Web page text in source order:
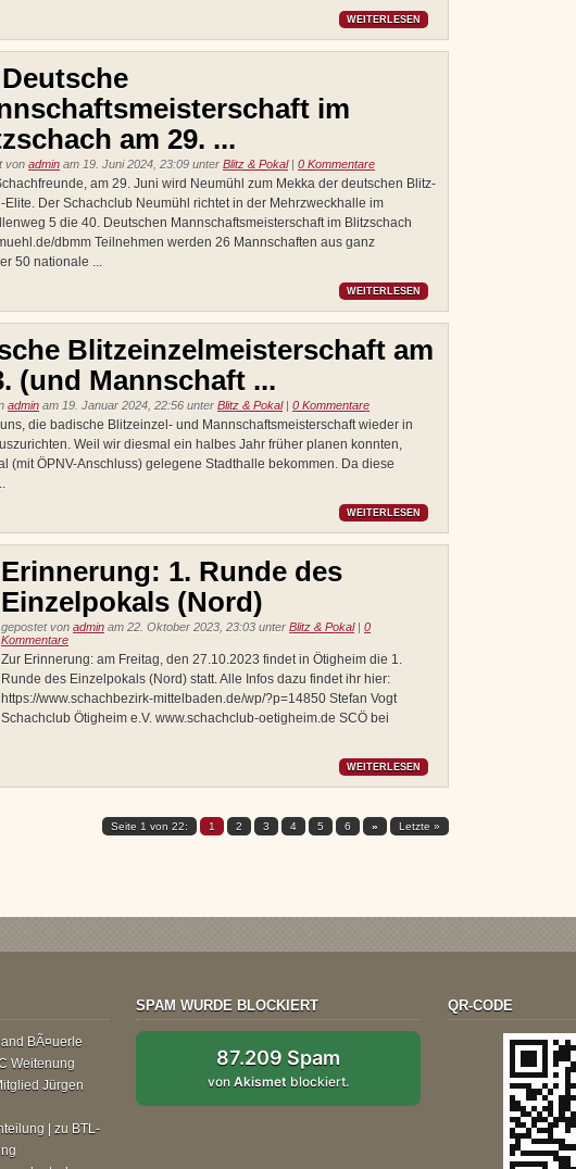
WEITERLESEN
im
am 29. ...
von admin am 19. Juni 2024, 23:09 unter Blitz & Pokal| 0 Kommentare
am 29. Juni wird Neumühl zum Mekka der deutschen Blitz-
Elite. Der Schachclub Neumühl richtet in der Mehrzweckhalle im
5 die 40. Deutschen Mannschaftsmeisterschaft im Blitzschach
dbmm Teilnehmen werden 26 Mannschaften aus ganz
50 nationale ...
WEITERLESEN
Blitzeinzelmeisterschaft am
(und Mannschaft ...
admin am 19. Januar 2024, 22:56 unter Blitz & Pokal| 0 Kommentare
die badische Blitzeinzel- und Mannschaftsmeisterschaft wieder in
Weil wir diesmal ein halbes Jahr früher planen konnten,
(mit ÖPNV-Anschluss) gelegene Stadthalle bekommen. Da diese
WEITERLESEN
Erinnerung: 1. Runde des
Einzelpokals (Nord)
gepostet von admin am 22. Oktober 2023, 23:03 unter Blitz & Pokal| 0
Kommentare
Zur Erinnerung: am Freitag, den 27.10.2023 findet in Ötigheim die 1.
Runde des Einzelpokals (Nord) statt. Alle Infos dazu findet ihr hier:
https://www.schachbezirk-mittelbaden.de/wp/?p=14850 Stefan Vogt
Schachclub Ötigheim e.V. www.schachclub-oetigheim.de SCÖ bei
WEITERLESEN
Seite 1 von 22: 1 2 3 4 5 6 » Letzte »
BÃ¤uerle
Weitenung
Jürgen
|
zu BTL-
SPAM WURDE BLOCKIERT
87.209 Spam
vonAkismet blockiert.
QR-CODE